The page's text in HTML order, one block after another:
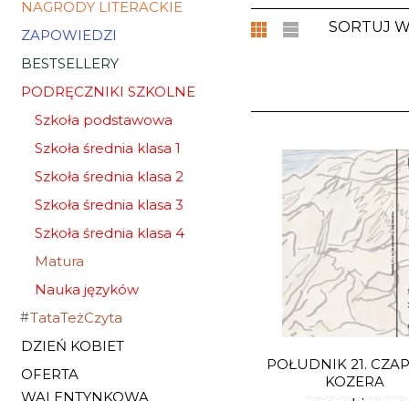
NAGRODY LITERACKIE
ZAPOWIEDZI
BESTSELLERY
PODRĘCZNIKI SZKOLNE
Szkoła podstawowa
Szkoła średnia klasa 1
Szkoła średnia klasa 2
Szkoła średnia klasa 3
Szkoła średnia klasa 4
Matura
Nauka języków
TataTeżCzyta
DZIEŃ KOBIET
OFERTA
WALENTYNKOWA
SORTUJ
POŁUDNIK 21.
KOZERA